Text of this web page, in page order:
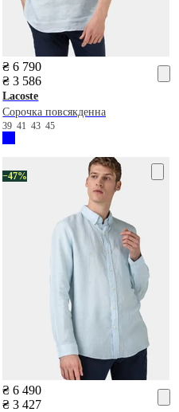
₴ 6 790
₴ 3 586
Lacoste
Сорочка повсякденна
39414345
−47%
₴ 6 490
₴ 3 427